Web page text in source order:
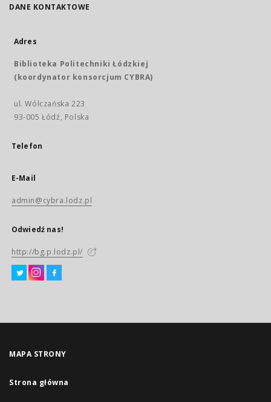
DANE KONTAKTOWE
Adres
Biblioteka Politechniki Łódzkiej
(koordynator konsorcjum CYBRA)
ul. Wólczańska 223
93-005 Łódź, Polska
Telefon
E-Mail
admin@cybra.lodz.pl
Odwiedź nas!
http://bg.p.lodz.pl/
MAPA STRONY
Strona główna